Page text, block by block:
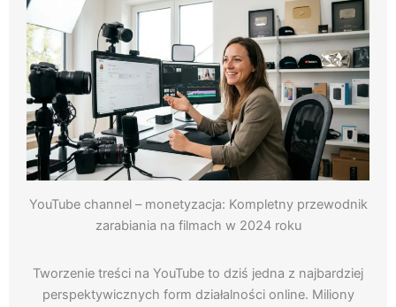
YouTube channel – monetyzacja: Kompletny przewodnik
zarabiania na filmach w 2024 roku
Tworzenie treści na YouTube to dziś jedna z najbardziej
perspektywicznych form działalności online. Miliony